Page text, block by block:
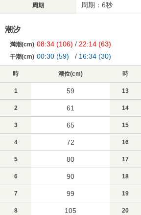
周期 周期：6秒
潮汐
満潮(cm) 08:34 (106) / 22:14 (63)
干潮(cm) 00:30 (59) / 16:34 (30)
時 潮位(cm) 時
1 59 13
2 61 14
3 65 15
4 72 16
5 80 17
6 90 18
7 99 19
8 105 20